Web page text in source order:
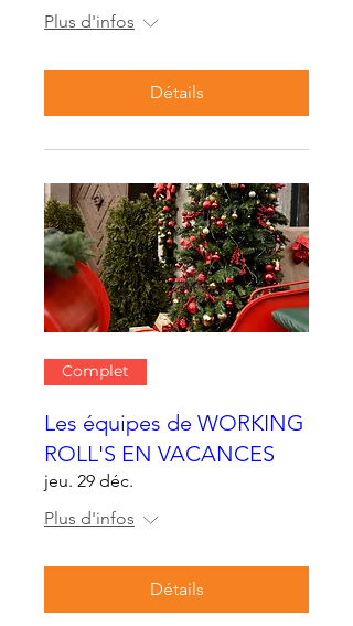
Plus d'infos
Détails
Complet
Les équipes de WORKING
ROLL'S EN VACANCES
jeu. 29 déc.
Plus d'infos
Détails